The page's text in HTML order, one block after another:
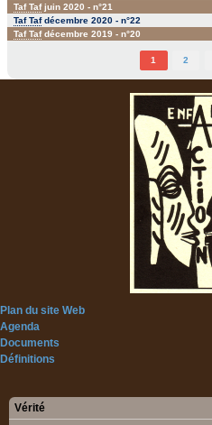
Taf Tafjuin 2020 - n°21
Taf Tafdécembre 2020 - n°22
Taf Tafdécembre 2019 - n°20
1 2
Plan du site Web
Agenda
Documents
Définitions
Vérité